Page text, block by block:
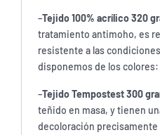
–Tejido 100% acrílico 320
tratamiento antimoho, es
resistente a las
disponemos de los colores:
–Tejido Tempostest 300
teñido en masa, y tienen
decoloración